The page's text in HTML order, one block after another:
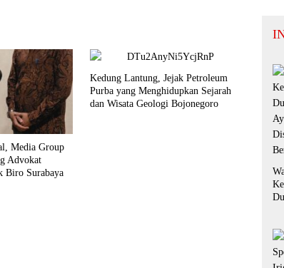
Media Group
Advokat
Biro Surabaya
Kedung Lantung, Jejak Petroleum
Purba yang Menghidupkan Sejarah
dan Wisata Geologi Bojonegoro